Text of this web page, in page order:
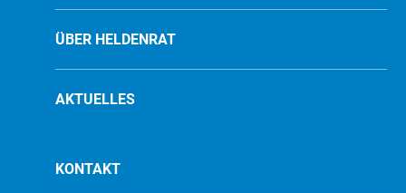
ÜBER HELDENRAT
AKTUELLES
KONTAKT